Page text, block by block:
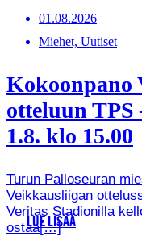
01.08.2026
Miehet, Uutiset
Kokoonpano
otteluun
1.8. klo 15.00
Turun Palloseuran
Veikkausliigan
Veritas Stadionilla
ostaa[…]
LUE LISÄÄ